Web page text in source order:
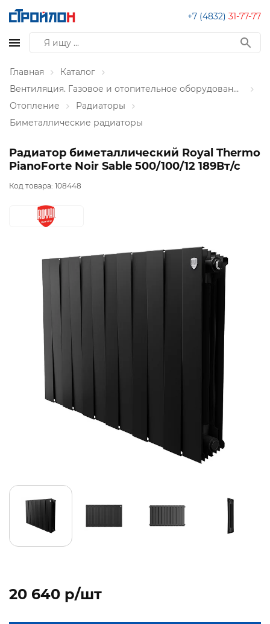
+7 (4832) 31-77-77
Главная
Каталог
Вентиляция. Газовое и отопительное оборудование
Отопление
Радиаторы
Биметаллические радиаторы
Радиатор биметаллический Royal Thermo
PianoForte Noir Sable 500/100/12 189Вт/с
Код товара: 108448
20 640 p/шт